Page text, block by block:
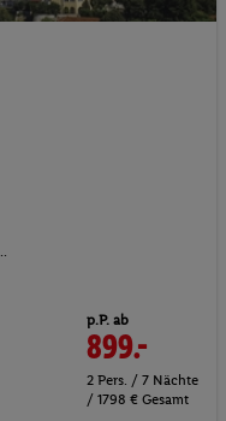
p.P. ab
899.-
2 Pers. / 7 Nächte
/ 1798 € Gesamt